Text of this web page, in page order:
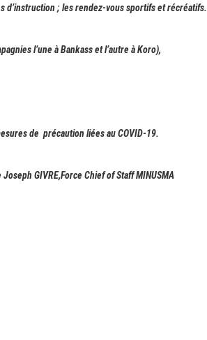
d’instruction ; les rendez-vous sportifs et récréatifs.
l’une à Bankass et l’autre à Koro),
de précaution liées au COVID-19.
GIVRE,Force Chief of Staff MINUSMA